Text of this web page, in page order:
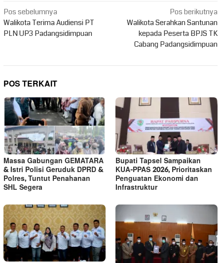
Navigasi
pos
Pos sebelumnya
Walikota Terima Audiensi PT
PLN UP3 Padangsidimpuan
Pos berikutnya
Walikota Serahkan Santunan
kepada Peserta BPJS TK
Cabang Padangsidimpuan
POS TERKAIT
Massa Gabungan GEMATARA
& Istri Polisi Geruduk DPRD &
Polres, Tuntut Penahanan
SHL Segera
Bupati Tapsel Sampaikan
KUA-PPAS 2026, Prioritaskan
Penguatan Ekonomi dan
Infrastruktur